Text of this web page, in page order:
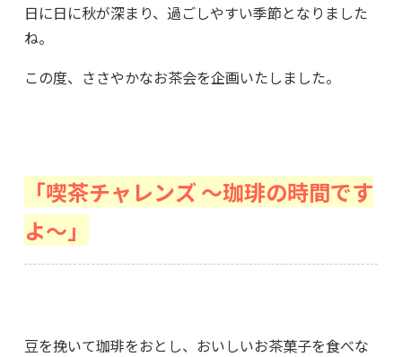
日に日に秋が深まり、過ごしやすい季節となりました
ね。
この度、ささやかなお茶会を企画いたしました。
「喫茶チャレンズ ～珈琲の時間です
よ～」
豆を挽いて珈琲をおとし、おいしいお茶菓子を食べな